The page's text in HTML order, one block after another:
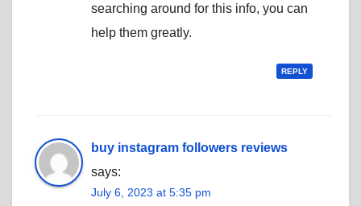
searching around for this info, you can
help them greatly.
REPLY
buy instagram followers reviews
says:
July 6, 2023 at 5:35 pm